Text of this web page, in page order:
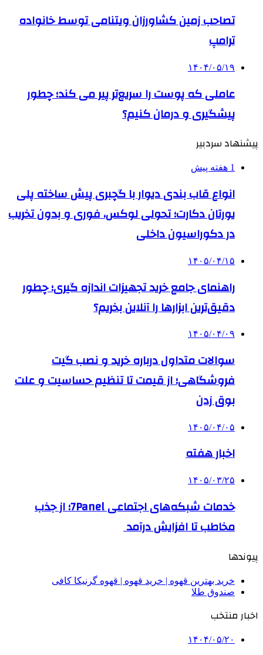
تصاحب زمین کشاورزان ویتنامی توسط خانواده
ترامپ
۱۴۰۴/۰۵/۱۹
عاملی که پوست را سریع‌تر پیر می کند؛ چطور
پیشگیری و درمان کنیم؟
پیشنهاد سردبیر
1 هفته پیش
انواع قاب بندی دیوار با گچبری پیش ساخته پلی
یورتان دکارت؛ تحولی لوکس، فوری و بدون تخریب
در دکوراسیون داخلی
۱۴۰۵/۰۴/۱۵
راهنمای جامع خرید تجهیزات اندازه گیری؛ چطور
دقیق‌ترین ابزارها را آنلاین بخریم؟
۱۴۰۵/۰۴/۰۹
سوالات متداول درباره خرید و نصب گیت
فروشگاهی؛ از قیمت تا تنظیم حساسیت و علت
بوق زدن
۱۴۰۵/۰۴/۰۵
اخبار هفته
۱۴۰۵/۰۳/۲۵
خدمات شبکه‌های اجتماعی 7Panel؛ از جذب
مخاطب تا افزایش درآمد
پیوندها
خرید بهترین قهوه | خرید قهوه | قهوه گرنیکا کافی
صندوق طلا
اخبار منتخب
۱۴۰۴/۰۵/۲۰